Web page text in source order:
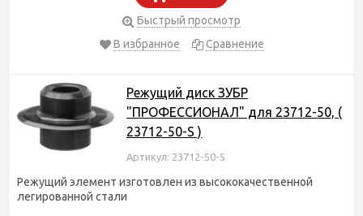
Быстрый просмотр
В избранное
Сравнение
Режущий диск ЗУБР
"ПРОФЕССИОНАЛ" для 23712-50, (
23712-50-S )
Артикул: 23712-50-S
Режущий элемент изготовлен из высококачественной
легированной стали